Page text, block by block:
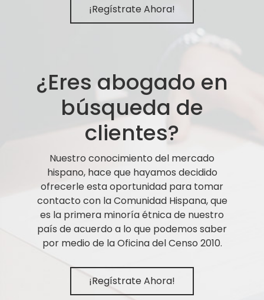
¡Regístrate Ahora!
¿Eres abogado en
búsqueda de
clientes?
Nuestro conocimiento del mercado
hispano, hace que hayamos decidido
ofrecerle esta oportunidad para tomar
contacto con la Comunidad Hispana, que
es la primera minoría étnica de nuestro
país de acuerdo a lo que podemos saber
por medio de la Oficina del Censo 2010.
¡Regístrate Ahora!